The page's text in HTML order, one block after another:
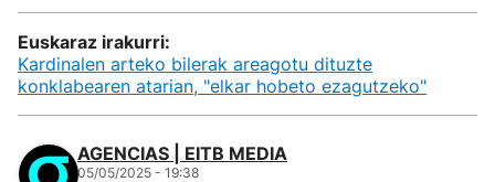
Euskaraz irakurri:
Kardinalen arteko bilerak areagotu dituzte
konklabearen atarian, "elkar hobeto ezagutzeko"
AGENCIAS | EITB MEDIA
05/05/2025 - 19:38